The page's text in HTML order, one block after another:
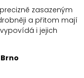
zasazeným
a přitom mají
i jejich